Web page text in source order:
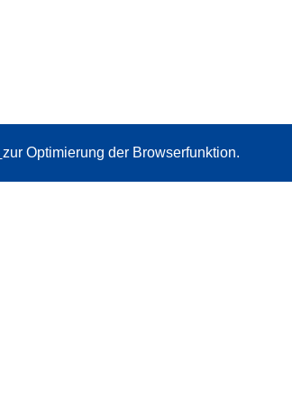
zur Optimierung der Browserfunktion.